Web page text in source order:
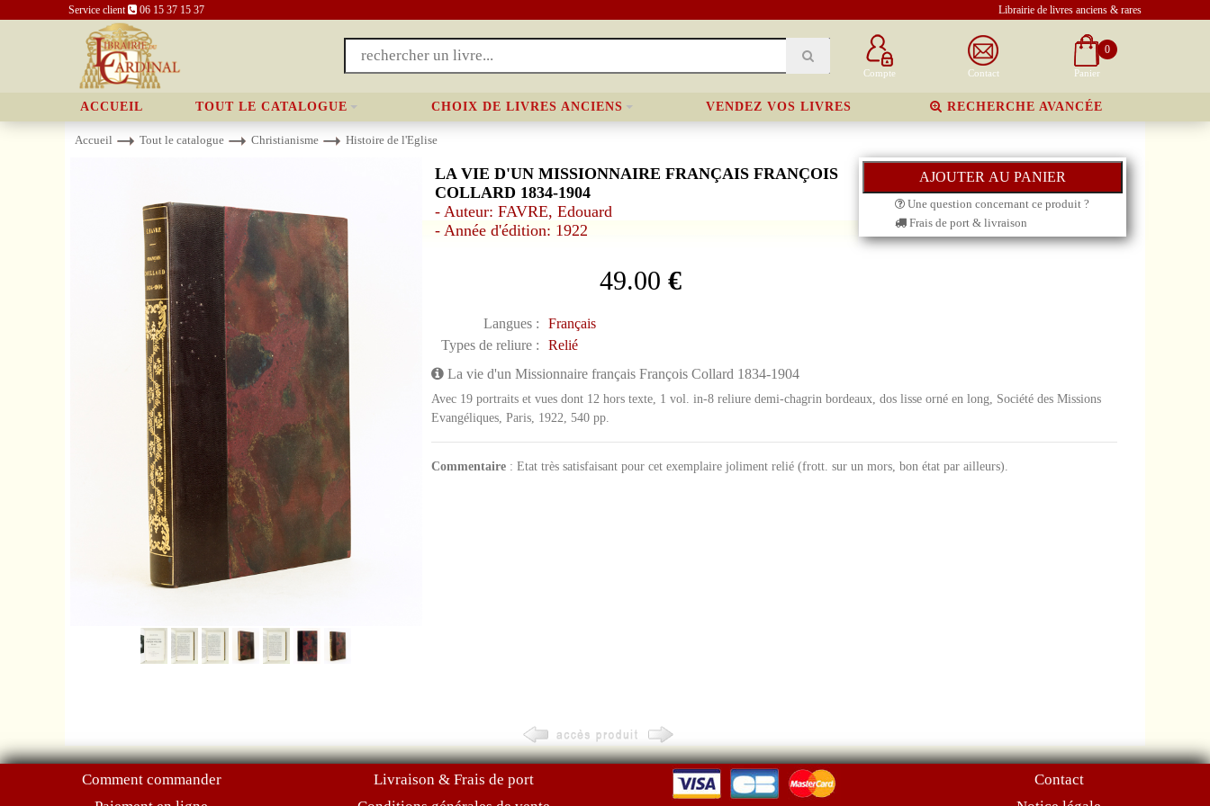
Service client 06 15 37 15 37 Librairie de livres anciens & rares
Compte Contact
0
Panier
ACCUEIL TOUT LE CATALOGUE CHOIX DE LIVRES ANCIENS VENDEZ VOS LIVRES RECHERCHE AVANCÉE
Accueil Tout le catalogue Christianisme Histoire de l'Eglise
LA VIE D'UN MISSIONNAIRE FRANÇAIS FRANÇOIS
COLLARD 1834-1904
- Auteur: FAVRE, Edouard
- Année d'édition: 1922
49.00 €
Langues :
Français
Types de reliure :
Relié
Une question concernant ce produit ?
Frais de port & livraison
La vie d'un Missionnaire français François Collard 1834-1904
Avec 19 portraits et vues dont 12 hors texte, 1 vol. in-8 reliure demi-chagrin bordeaux, dos lisse orné en long, Société des Missions
Evangéliques, Paris, 1922, 540 pp.
Commentaire: Etat très satisfaisant pour cet exemplaire joliment relié (frott. sur un mors, bon état par ailleurs).
Comment commander
Livraison & Frais de port
Contact